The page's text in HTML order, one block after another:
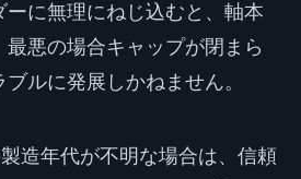
に無理にねじ込むと、軸本
悪の場合キャップが閉まら
ルに発展しかねません。
造年代が不明な場合は、信頼